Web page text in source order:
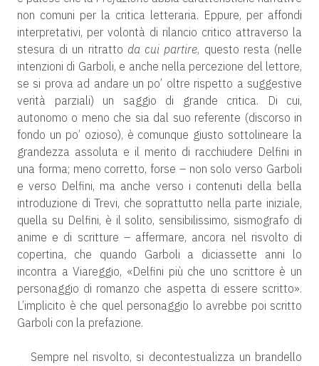
non comuni per la critica letteraria. Eppure, per affondi
interpretativi, per volontà di rilancio critico attraverso la
stesura di un ritratto da cui partire, questo resta (nelle
intenzioni di Garboli, e anche nella percezione del lettore,
se si prova ad andare un po’ oltre rispetto a suggestive
verità parziali) un saggio di grande critica. Di cui,
autonomo o meno che sia dal suo referente (discorso in
fondo un po’ ozioso), è comunque giusto sottolineare la
grandezza assoluta e il merito di racchiudere Delfini in
una forma; meno corretto, forse – non solo verso Garboli
e verso Delfini, ma anche verso i contenuti della bella
introduzione di Trevi, che soprattutto nella parte iniziale,
quella su Delfini, è il solito, sensibilissimo, sismografo di
anime e di scritture – affermare, ancora nel risvolto di
copertina, che quando Garboli a diciassette anni lo
incontra a Viareggio, «Delfini più che uno scrittore è un
personaggio di romanzo che aspetta di essere scritto».
L’implicito è che quel personaggio lo avrebbe poi scritto
Garboli con la prefazione.
Sempre nel risvolto, si decontestualizza un brandello